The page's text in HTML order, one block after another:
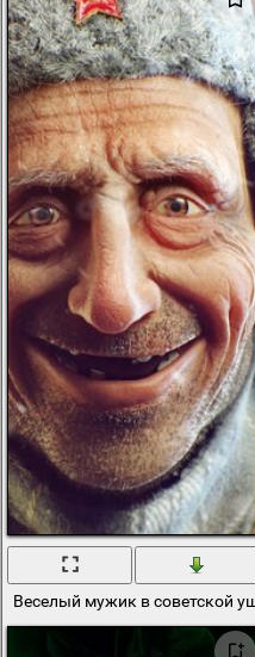
Веселый мужик в советской